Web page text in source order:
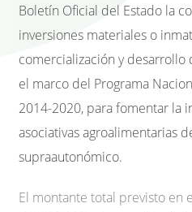
Boletín Oficial del Estado la
inversiones materiales o
comercialización y desarrollo
el marco del Programa
2014-2020, para fomentar la
asociativas agroalimentarias
supraautonómico.
El montante total previsto en